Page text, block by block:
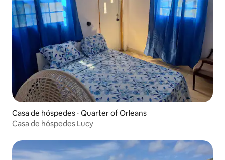
Casa de hóspedes ⋅ Quarter of Orleans
Casa de hóspedes Lucy